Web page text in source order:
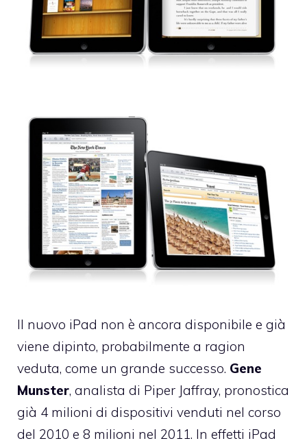
Il nuovo iPad non è ancora disponibile e già
viene dipinto, probabilmente a ragion
veduta, come un grande successo. Gene
Munster, analista di Piper Jaffray, pronostica
già 4 milioni di dispositivi venduti nel corso
del 2010 e 8 milioni nel 2011. In effetti iPad